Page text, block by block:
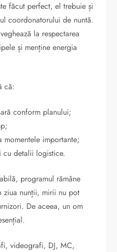
făcut perfect, el trebuie și
coordonatorului de nuntă.
la respectarea
și menține energia
că:
conform planului;
importante;
cu detalii logistice.
programul rămâne
ziua nunții, mirii nu pot
De aceea, un om
videografi, DJ, MC,